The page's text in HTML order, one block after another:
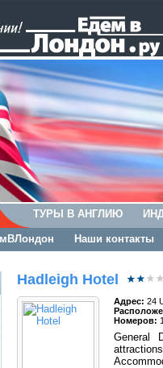
ТУРЫ В АНГЛИЮ
Наши контакты
Hadleigh Hotel
Адрес: 24
Номеров:
General